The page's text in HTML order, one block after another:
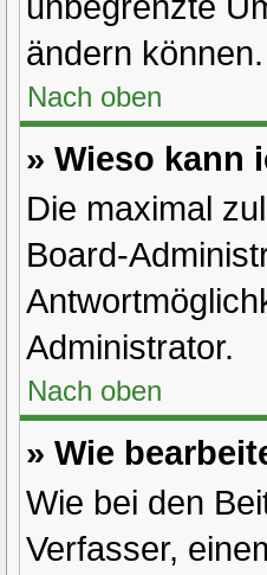
ändern können.
Nach oben
» Wieso kann
Die maximal
Board-
Administrator.
Nach oben
» Wie
Wie bei den
Verfasser,